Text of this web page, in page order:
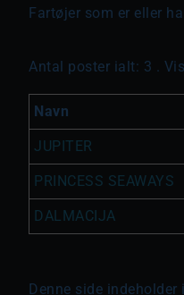
Fartøjer som er eller
Antal poster ialt: 3 .
Navn
JUPITER
PRINCESS SEAWAYS
DALMACIJA
Denne side